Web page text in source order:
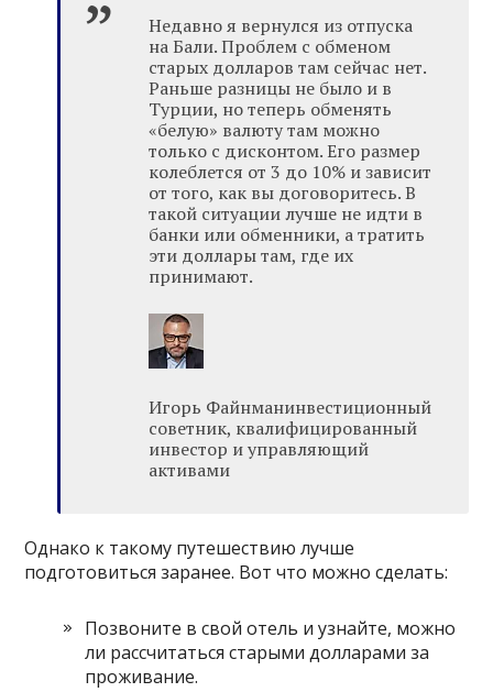
Недавно я вернулся из отпуска
на Бали. Проблем с обменом
старых долларов там сейчас нет.
Раньше разницы не было и в
Турции, но теперь обменять
«белую» валюту там можно
только с дисконтом. Его размер
колеблется от 3 до 10% и зависит
от того, как вы договоритесь. В
такой ситуации лучше не идти в
банки или обменники, а тратить
эти доллары там, где их
принимают.
Игорь Файнманинвестиционный
советник, квалифицированный
инвестор и управляющий
активами
Однако к такому путешествию лучше
подготовиться заранее. Вот что можно сделать:
Позвоните в свой отель и узнайте, можно
ли рассчитаться старыми долларами за
проживание.